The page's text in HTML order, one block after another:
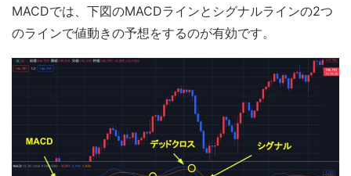
MACDでは、下図のMACDラインとシグナルラインの2つ
のラインで値動きの予想をするのが有効です。